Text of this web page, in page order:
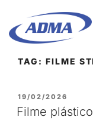
TAG: FILME
19/02/2026
Filme